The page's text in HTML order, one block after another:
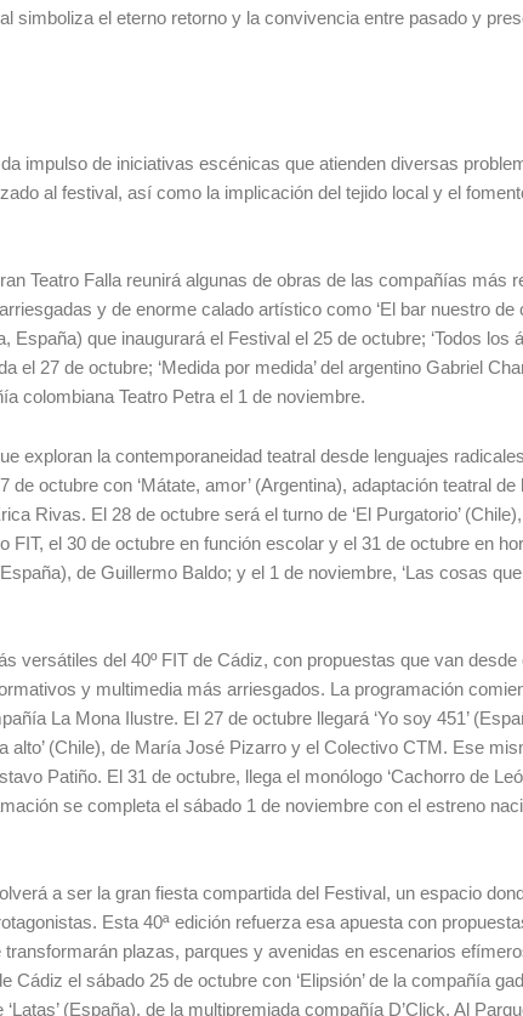
simboliza el eterno retorno y la convivencia entre pasado y
impulso de iniciativas escénicas que atienden diversas
al festival, así como la implicación del tejido local y el
Teatro Falla reunirá algunas de obras de las compañías más
y de enorme calado artístico como ‘El bar nuestro de
que inaugurará el Festival el 25 de octubre; ‘Todos los
el 27 de octubre; ‘Medida por medida’ del argentino Gabriel
colombiana Teatro Petra el 1 de noviembre.
exploran la contemporaneidad teatral desde lenguajes
octubre con ‘Mátate, amor’ (Argentina), adaptación teatral de
Rivas. El 28 de octubre será el turno de ‘El Purgatorio’
el 30 de octubre en función escolar y el 31 de octubre en
de Guillermo Baldo; y el 1 de noviembre, ‘Las cosas
versátiles del 40º FIT de Cádiz, con propuestas que van desde
y multimedia más arriesgados. La programación
La Mona Ilustre. El 27 de octubre llegará ‘Yo soy 451’
alto’ (Chile), de María José Pizarro y el Colectivo CTM. Ese
Patiño. El 31 de octubre, llega el monólogo ‘Cachorro de
se completa el sábado 1 de noviembre con el estreno
a ser la gran fiesta compartida del Festival, un espacio
Esta 40ª edición refuerza esa apuesta con
plazas, parques y avenidas en escenarios
el sábado 25 de octubre con ‘Elipsión’ de la compañía
(España), de la multipremiada compañía D’Click. Al